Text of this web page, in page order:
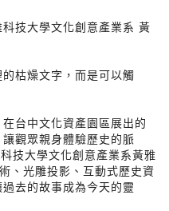
技大學文化創意產業系 黃
的枯燥文字，而是可以觸
台中文化資產園區展出的
觀眾親身體驗歷史的脈
技大學文化創意產業系黃雅
、光雕投影、互動式歷史資
去的故事成為今天的靈